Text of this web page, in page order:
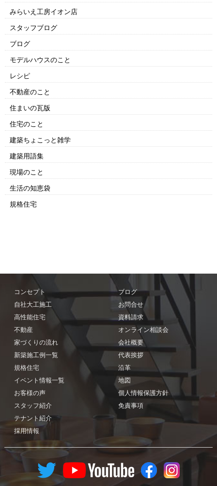
みらいえ工房イオン店
スタッフブログ
ブログ
モデルハウスのこと
レシピ
不動産のこと
住まいの瓦版
住宅のこと
建築ちょこっと雑学
建築用語集
現場のこと
生活の知恵袋
規格住宅
コンセプト
自社大工施工
高性能住宅
不動産
家づくりの流れ
新築施工例一覧
規格住宅
イベント情報一覧
お客様の声
スタッフ紹介
テナント紹介
採用情報
ブログ
お問合せ
資料請求
オンライン相談会
会社概要
代表挨拶
沿革
地図
個人情報保護方針
免責事項